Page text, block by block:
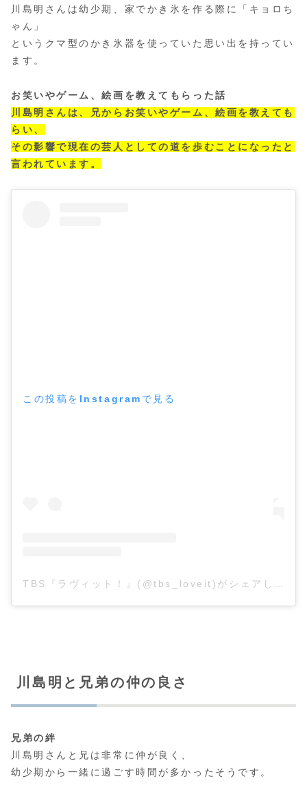
川島明さんは幼少期、家でかき氷を作る際に「キョロち
ゃん」
というクマ型のかき氷器を使っていた思い出を持ってい
ます。
お笑いやゲーム、絵画を教えてもらった話
川島明さんは、兄からお笑いやゲーム、絵画を教えても
らい、
その影響で現在の芸人としての道を歩むことになったと
言われています。
この投稿をInstagramで見る
TBS『ラヴィット！』(@tbs_loveit)がシェアした投稿
川島明と兄弟の仲の良さ
兄弟の絆
川島明さんと兄は非常に仲が良く、
幼少期から一緒に過ごす時間が多かったそうです。